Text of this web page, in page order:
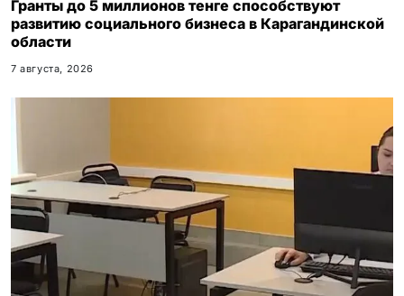
Гранты до 5 миллионов тенге способствуют
развитию социального бизнеса в Карагандинской
области
7 августа, 2026